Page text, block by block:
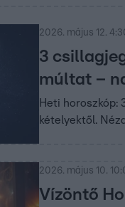
2026. május 12.
3
múltat –
Heti horoszkóp:
kételyektől.
2026. május 10.
Vízöntő